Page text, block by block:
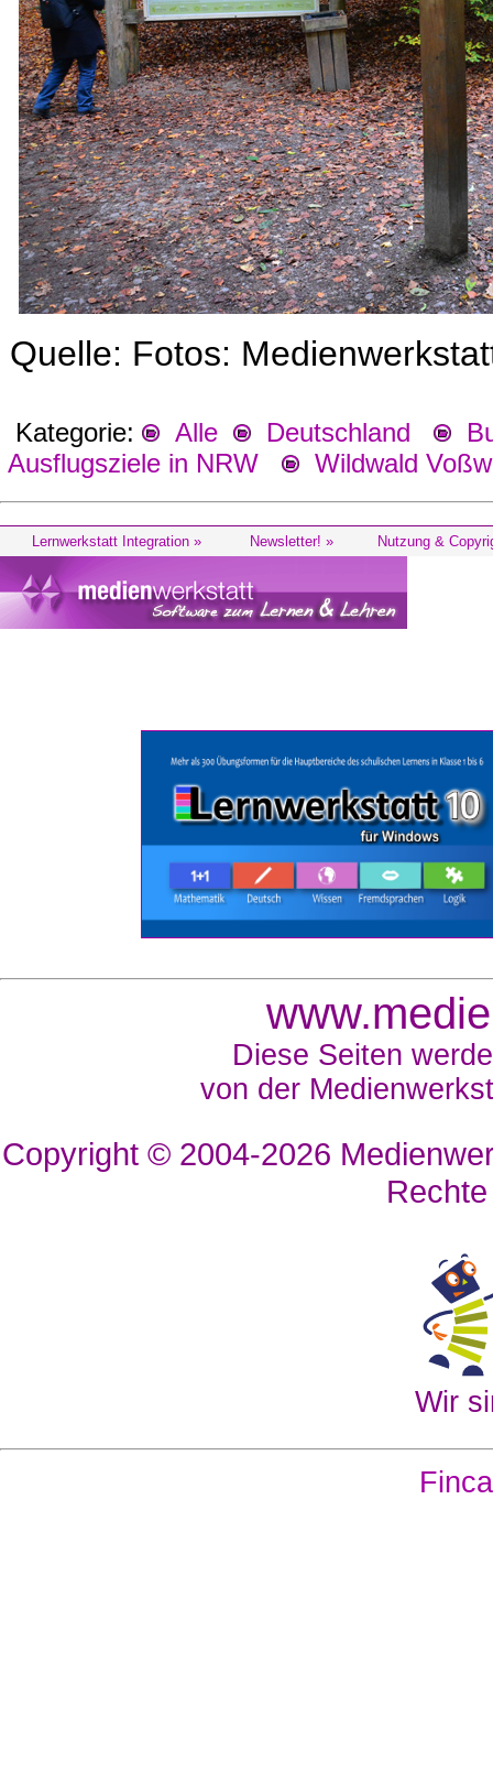
Quelle: Fotos:
Kategorie: Alle Deutschland
Ausflugsziele in NRW
Wildwald
Lernwerkstatt Integration » Newsletter! » Nutzung &
Diese Seiten
von der
Copyright © 2004-2026
Wir